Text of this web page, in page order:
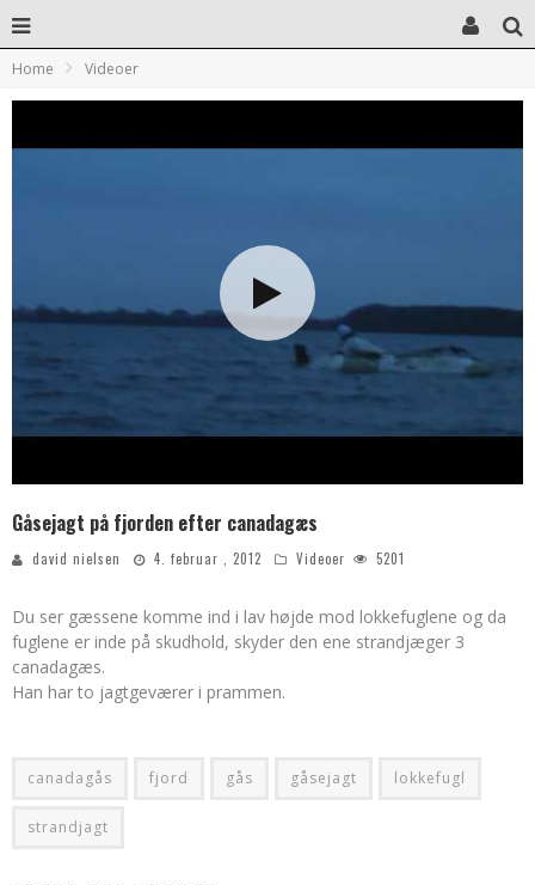
Home Videoer
Gåsejagt på fjorden efter canadagæs
david nielsen 4. februar , 2012 Videoer 5201
Du ser gæssene komme ind i lav højde mod lokkefuglene og da
fuglene er inde på skudhold, skyder den ene strandjæger 3
canadagæs.
Han har to jagtgeværer i prammen.
canadagås fjord gås gåsejagt lokkefugl
strandjagt